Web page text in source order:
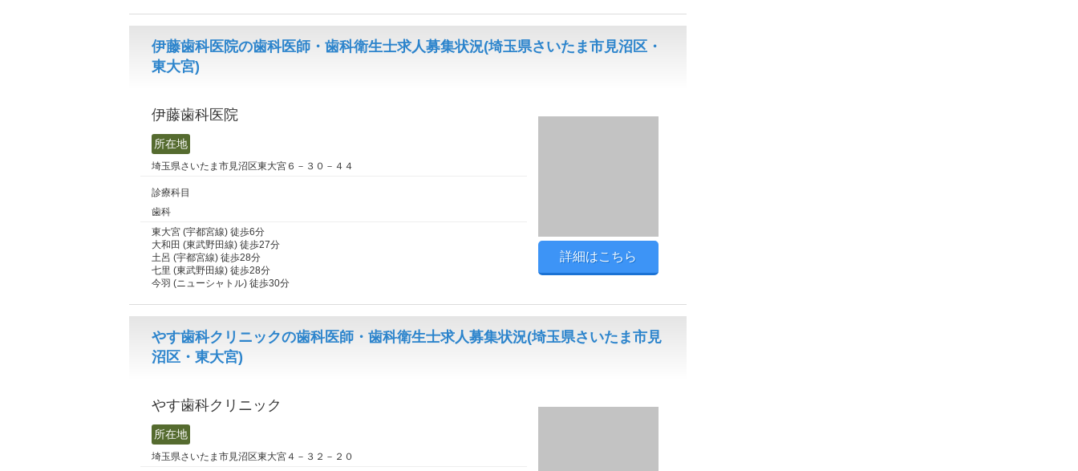
伊藤歯科医院の歯科医師・歯科衛生士求人募集状況(埼玉県さいたま市見沼区・
東大宮)
伊藤歯科医院
詳細はこちら
所在地
埼玉県さいたま市見沼区東大宮６－３０－４４
診療科目
歯科
東大宮 (宇都宮線) 徒歩6分
大和田 (東武野田線) 徒歩27分
土呂 (宇都宮線) 徒歩28分
七里 (東武野田線) 徒歩28分
今羽 (ニューシャトル) 徒歩30分
やす歯科クリニックの歯科医師・歯科衛生士求人募集状況(埼玉県さいたま市見
沼区・東大宮)
やす歯科クリニック
所在地
埼玉県さいたま市見沼区東大宮４－３２－２０